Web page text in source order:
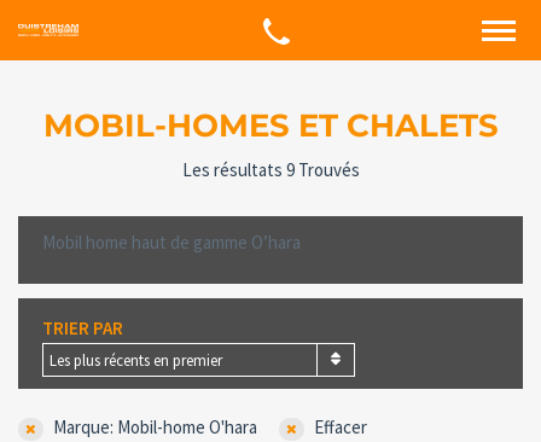
MOBIL-HOMES ET CHALETS
Les résultats 9 Trouvés
Mobil home haut de gamme O’hara
TRIER PAR
Les plus récents en premier
Marque: Mobil-home O'hara Effacer